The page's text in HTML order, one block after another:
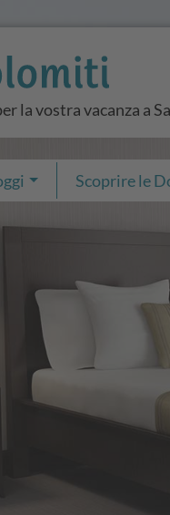
la vostra vacanza a
Scoprire le